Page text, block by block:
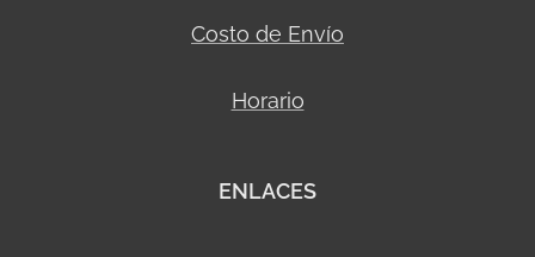
Costo de Envío
Horario
ENLACES